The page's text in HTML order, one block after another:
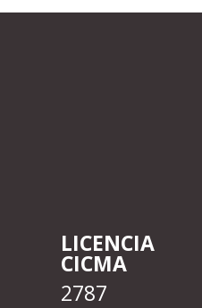
LICENCIA
CICMA
2787